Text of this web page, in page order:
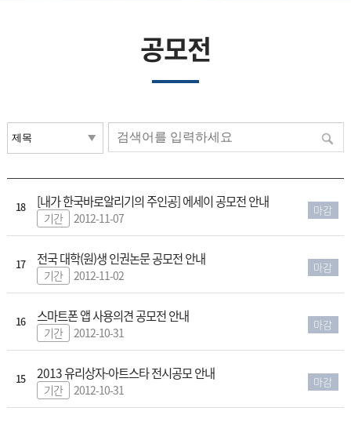
공모전
18 [내가 한국바로알리기의 주인공] 에세이 공모전 안내
기간 2012-11-07
마감
17 전국 대학(원)생 인권논문 공모전 안내
기간 2012-11-02
마감
16 스마트폰 앱 사용의견 공모전 안내
기간 2012-10-31
마감
15 2013 유리상자-아트스타 전시공모 안내
기간 2012-10-31
마감